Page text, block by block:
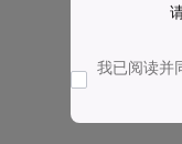
我已阅读并